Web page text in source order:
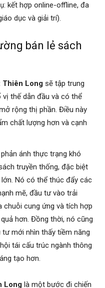
kết hợp online-offline, đa
dục và giải trí).
bán lẻ sách
Thiên Long sẽ tập trung
thế dẫn đầu và có thể
rộng thị phần. Điều này
chất lượng hơn và cạnh
ánh thực trạng khó
truyền thống, đặc biệt
Nó có thể thúc đẩy các
mẽ, đầu tư vào trải
chuỗi cung ứng và tích hợp
hơn. Đồng thời, nó cũng
mới nhìn thấy tiềm năng
tái cấu trúc ngành thông
tạo hơn.
Long là một bước đi chiến